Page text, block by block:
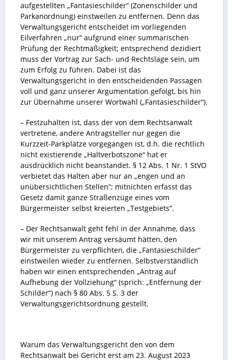
aufgestellten „Fantasieschilder“ (Zonenschilder und
Parkanordnung) einstweilen zu entfernen. Denn das
Verwaltungsgericht entscheidet im vorliegenden
Eilverfahren „nur“ aufgrund einer summarischen
Prüfung der Rechtmäßigkeit; entsprechend dezidiert
muss der Vortrag zur Sach- und Rechtslage sein, um
zum Erfolg zu führen. Dabei ist das
Verwaltungsgericht in den entscheidenden Passagen
voll und ganz unserer Argumentation gefolgt, bis hin
zur Übernahme unserer Wortwahl („Fantasieschilder“).
– Festzuhalten ist, dass der von dem Rechtsanwalt
vertretene, andere Antragsteller nur gegen die
Kurzzeit-Parkplätze vorgegangen ist, d.h. die rechtlich
nicht existierende „Haltverbotszone“ hat er
ausdrücklich nicht beanstandet. § 12 Abs. 1 Nr. 1 StVO
verbietet das Halten aber nur an „engen und an
unübersichtlichen Stellen“; mitnichten erfasst das
Gesetz damit ganze Straßenzüge eines vom
Bürgermeister selbst kreierten „Testgebiets“.
– Der Rechtsanwalt geht fehl in der Annahme, dass
wir mit unserem Antrag versäumt hätten, den
Bürgermeister zu verpflichten, die „Fantasieschilder“
einstweilen wieder zu entfernen. Selbstverständlich
haben wir einen entsprechenden „Antrag auf
Aufhebung der Vollziehung“ (sprich: „Entfernung der
Schilder“) nach § 80 Abs. 5 S. 3 der
Verwaltungsgerichtsordnung gestellt.
Warum das Verwaltungsgericht den von dem
Rechtsanwalt bei Gericht erst am 23. August 2023